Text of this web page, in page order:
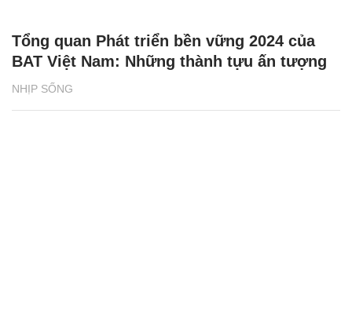
NHỊP SỐNG
Tổng quan Phát triển bền vững 2024 của
BAT Việt Nam: Những thành tựu ấn tượng